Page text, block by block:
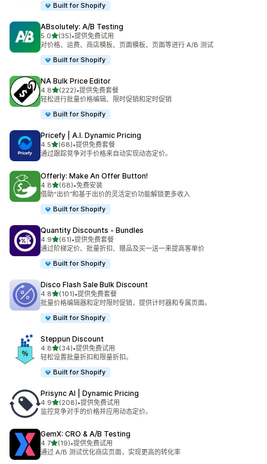
Built for Shopify
ABsolutely: A/B Testing
5.0星（满分 5 星）
(35)
总共 35 条评论
•提供免费试用
对价格、运费、商店模板、页面模板、页面等进行 A/B 测试
Built for Shopify
NA Bulk Price Editor
4.8星（满分 5 星）
(222)
总共 222 条评论
•提供免费套餐
轻松进行批量价格编辑、限时促销和定时促销
Built for Shopify
Pricefy | A.I. Dynamic Pricing
4.5星（满分 5 星）
(68)
总共 68 条评论
•提供免费套餐
通过跟踪竞争对手价格来自动实现动态定价。
Offerly: Make An Offer Button!
4.8星（满分 5 星）
(68)
总共 68 条评论
•免费安装
借助“出价”和基于出价的灵活定价功能解锁更多收入
Built for Shopify
Quantity Discounts ‑ Bundles
4.9星（满分 5 星）
(61)
总共 61 条评论
•提供免费套餐
通过阶梯定价、批量折扣、赠品及买一送一来提高客单价
Built for Shopify
Disco Flash Sale Bulk Discount
4.8星（满分 5 星）
(101)
总共 101 条评论
•提供免费套餐
批量价格编辑器和定时限时促销，提供计时器和专属页面。
Built for Shopify
Steppun Discount
4.8星（满分 5 星）
(34)
总共 34 条评论
•提供免费试用
轻松设置批量折扣和限量折扣。
Built for Shopify
Prisync AI | Dynamic Pricing
4.9星（满分 5 星）
(208)
总共 208 条评论
•提供免费试用
监控竞争对手的价格并应用动态定价。
GemX: CRO & A/B Testing
4.7星（满分 5 星）
(19)
总共 19 条评论
•提供免费试用
通过 A/B 测试优化商店页面，实现更高的转化率